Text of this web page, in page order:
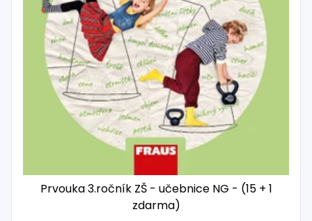
Prvouka 3.ročník ZŠ - učebnice NG - (15 + 1
zdarma)